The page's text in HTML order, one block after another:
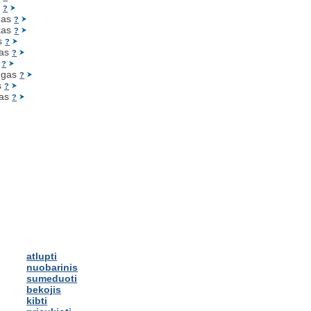
?
?
?
?
?
?
gas?
?
?
atlupti
nuobarinis
sumeduoti
bekojis
kibti